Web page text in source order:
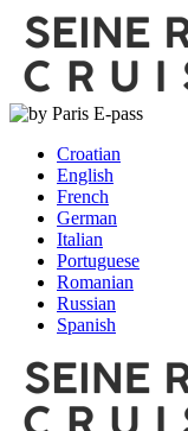
Croatian
English
French
German
Italian
Portuguese
Romanian
Russian
Spanish